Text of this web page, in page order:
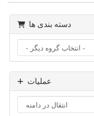
دسته بندی ها
عملیات